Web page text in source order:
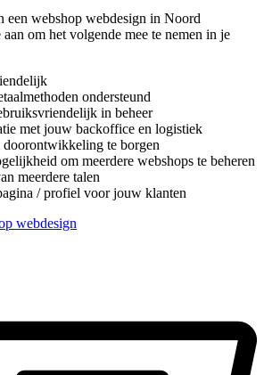
een webshop webdesign in Noord
om het volgende mee te nemen in je
ondersteund
in beheer
met jouw backoffice en logistiek
doorontwikkeling te borgen
om meerdere webshops te beheren
meerdere talen
/ profiel voor jouw klanten
webdesign